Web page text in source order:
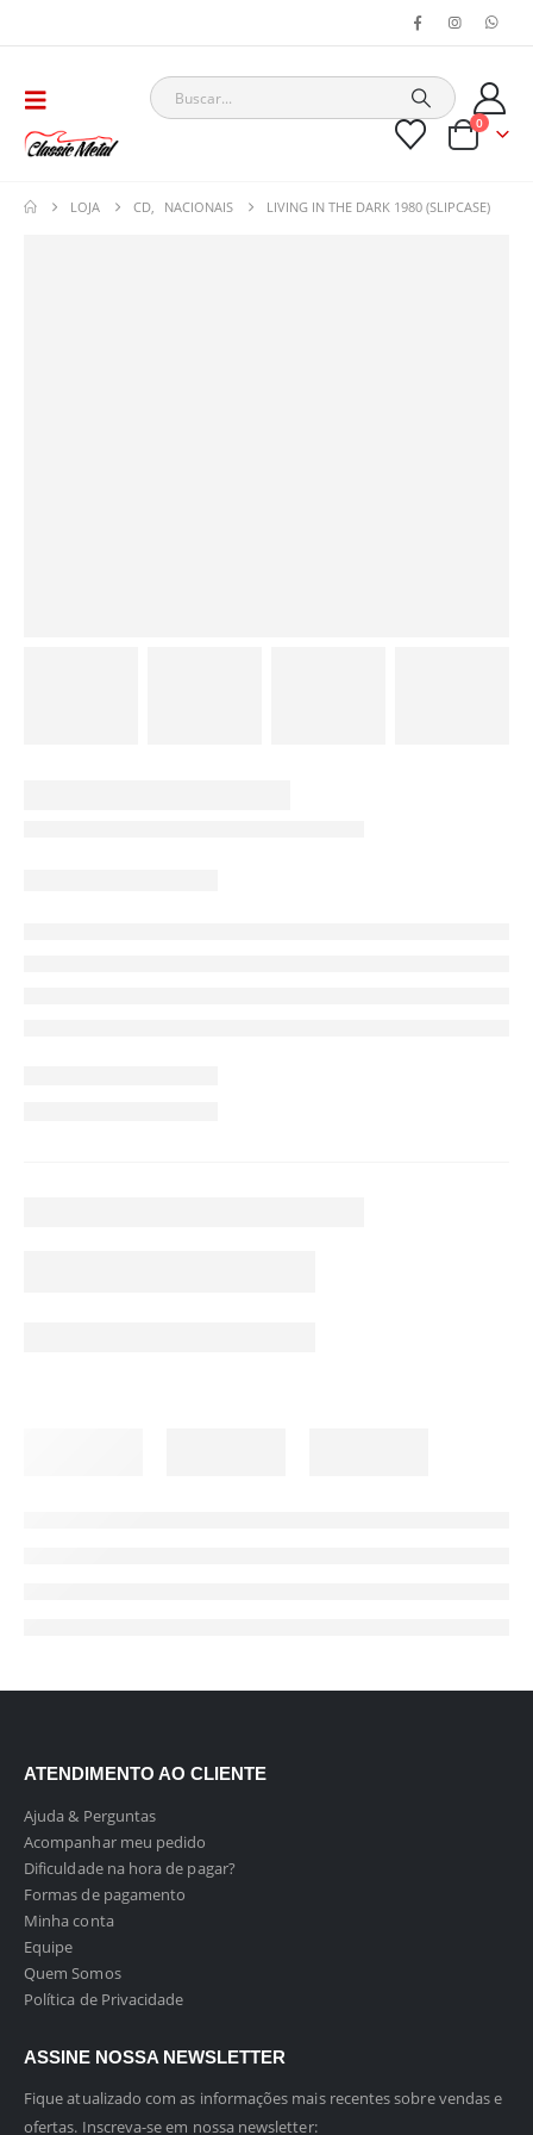
0
LOJA CD NACIONAIS LIVING IN THE DARK 1980 (SLIPCASE)
ATENDIMENTO AO CLIENTE
Ajuda & Perguntas
Acompanhar meu pedido
Dificuldade na hora de pagar?
Formas de pagamento
Minha conta
Equipe
Quem Somos
Política de Privacidade
ASSINE NOSSA NEWSLETTER
Fique atualizado com as informações mais recentes sobre vendas e
ofertas. Inscreva-se em nossa newsletter: